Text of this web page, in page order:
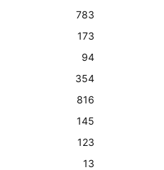
783
173
94
354
816
145
123
13